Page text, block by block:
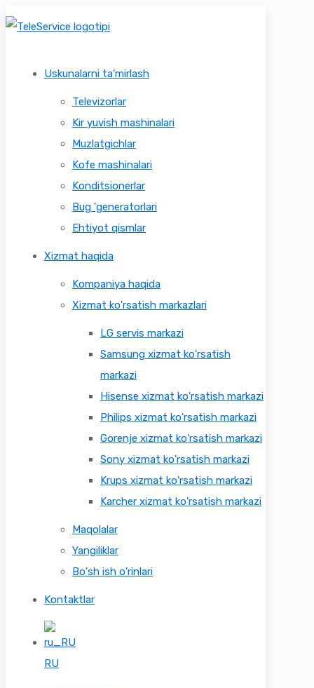
Uskunalarni ta'mirlash
Televizorlar
Kir yuvish mashinalari
Muzlatgichlar
Kofe mashinalari
Konditsionerlar
Bug 'generatorlari
Ehtiyot qismlar
Xizmat haqida
Kompaniya haqida
Xizmat ko'rsatish markazlari
LG servis markazi
Samsung xizmat ko'rsatish
markazi
Hisense xizmat ko'rsatish markazi
Philips xizmat ko'rsatish markazi
Gorenje xizmat ko'rsatish markazi
Sony xizmat ko'rsatish markazi
Krups xizmat ko'rsatish markazi
Karcher xizmat ko'rsatish markazi
Maqolalar
Yangiliklar
Bo'sh ish o'rinlari
Kontaktlar
RU